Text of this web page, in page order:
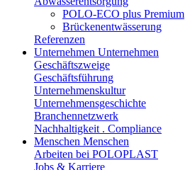
POLO-ECO plus Premium
Brückenentwässerung
Referenzen
Unternehmen Unternehmen
Geschäftszweige
Geschäftsführung
Unternehmenskultur
Unternehmensgeschichte
Branchennetzwerk
Nachhaltigkeit . Compliance
Menschen Menschen
Arbeiten bei POLOPLAST
Jobs & Karriere